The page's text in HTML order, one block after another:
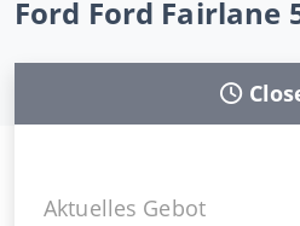
Ford Ford Fairlane
Aktuelles Gebot